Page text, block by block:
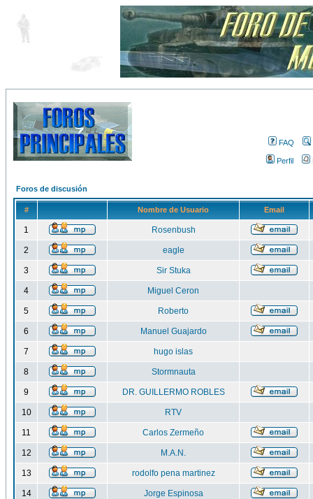
FAQ
Perfil
Foros de discusión
# Nombre de Usuario Email
1 Rosenbush
2 eagle
3 Sir Stuka
4 Miguel Ceron
5 Roberto
6 Manuel Guajardo
7 hugo islas
8 Stormnauta
9 DR. GUILLERMO ROBLES
10 RTV
11 Carlos Zermeño
12 M.A.N.
13 rodolfo pena martinez
14 Jorge Espinosa